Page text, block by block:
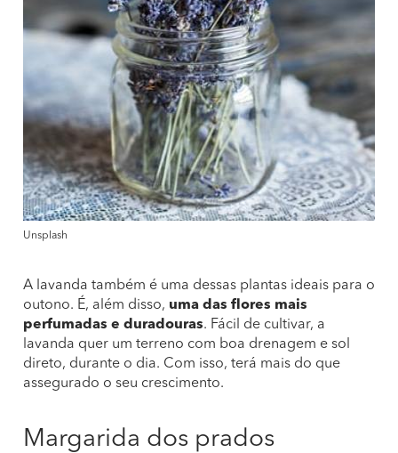
Unsplash
A lavanda também é uma dessas plantas ideais para o
outono. É, além disso, uma das flores mais
perfumadas e duradouras. Fácil de cultivar, a
lavanda quer um terreno com boa drenagem e sol
direto, durante o dia. Com isso, terá mais do que
assegurado o seu crescimento.
Margarida dos prados